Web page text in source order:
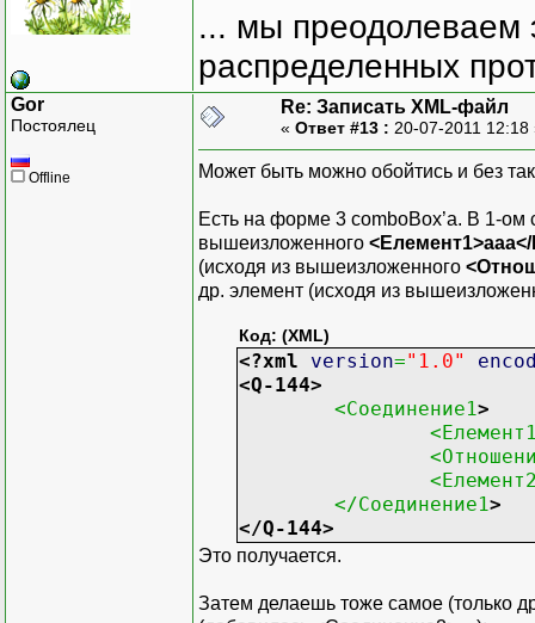
... мы преодолеваем
распределенных
Gor
Постоялец
Offline
Re: Записать XML-файл
« Ответ #13 : 20-07-2011
Может быть можно обойтись и без
Есть на форме 3 comboBox’а. В 1-ом
вышеизложенного
(исходя из вышеизложенного
др. элемент (исходя из
Код: (XML)
<?xml version="1.0"
<Q-144>
<Соединение1>
</Соединение1>
</Q-144>
Это получается.
Затем делаешь тоже самое (только